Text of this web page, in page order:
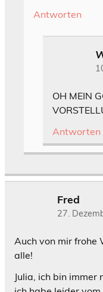
Antworten
OH MEIN
Antworten
Fred
27.
Auch von mir frohe
alle!
Julia, ich bin immer